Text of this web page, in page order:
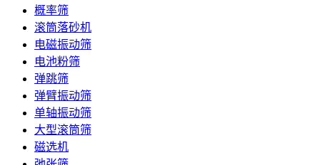
概率筛
滚筒落砂机
电磁振动筛
电池粉筛
弹跳筛
弹臂振动筛
单轴振动筛
大型滚筒筛
磁选机